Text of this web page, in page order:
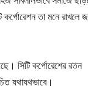
তা মনে রাখলে
সিটি কর্পোরেশের রতন
যথাযথভাবে।